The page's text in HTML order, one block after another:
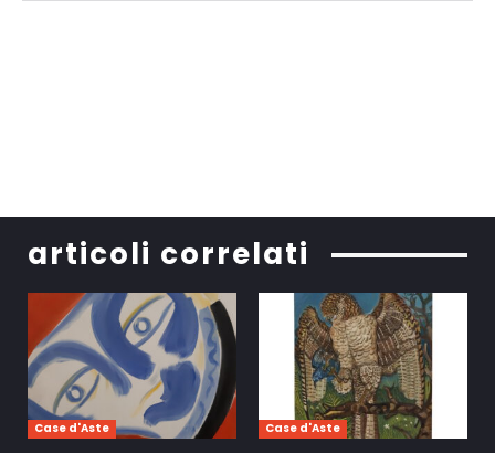
articoli correlati
Case d'Aste Case d'Aste